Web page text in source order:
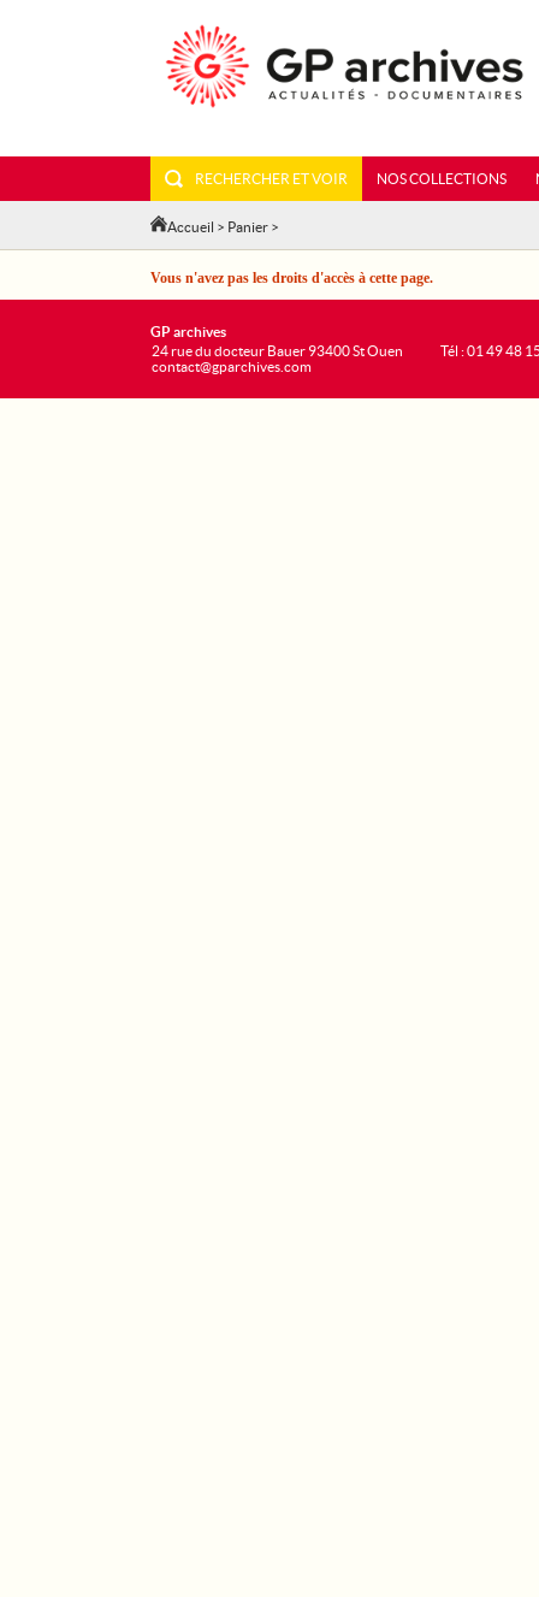
RECHERCHER ET VOIR NOS COLLECTIONS
Accueil > Panier >
Vous n'avez pas les droits d'accès à cette page.
GP archives
24 rue du docteur Bauer 93400 St Ouen
contact@gparchives.com
Tél : 01 49 48